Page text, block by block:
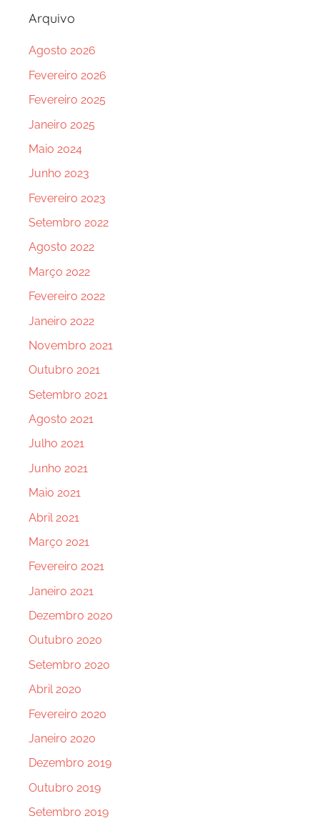
Arquivo
Agosto 2026
Fevereiro 2026
Fevereiro 2025
Janeiro 2025
Maio 2024
Junho 2023
Fevereiro 2023
Setembro 2022
Agosto 2022
Março 2022
Fevereiro 2022
Janeiro 2022
Novembro 2021
Outubro 2021
Setembro 2021
Agosto 2021
Julho 2021
Junho 2021
Maio 2021
Abril 2021
Março 2021
Fevereiro 2021
Janeiro 2021
Dezembro 2020
Outubro 2020
Setembro 2020
Abril 2020
Fevereiro 2020
Janeiro 2020
Dezembro 2019
Outubro 2019
Setembro 2019